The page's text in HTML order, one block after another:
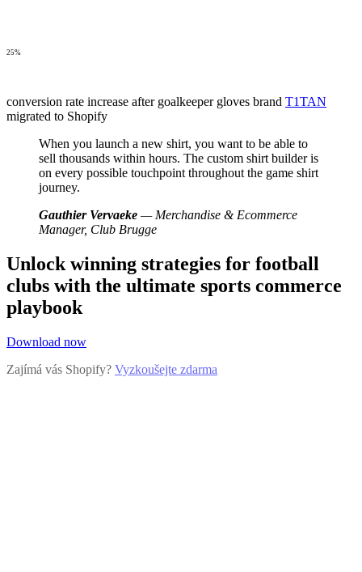
25%
conversion rate increase after goalkeeper gloves brand T1TAN
migrated to Shopify
When you launch a new shirt, you want to be able to
sell thousands within hours. The custom shirt builder is
on every possible touchpoint throughout the game shirt
journey.
Gauthier Vervaeke — Merchandise & Ecommerce
Manager, Club Brugge
Unlock winning strategies for football
clubs with the ultimate sports commerce
playbook
Download now
Zajímá vás Shopify? Vyzkoušejte zdarma